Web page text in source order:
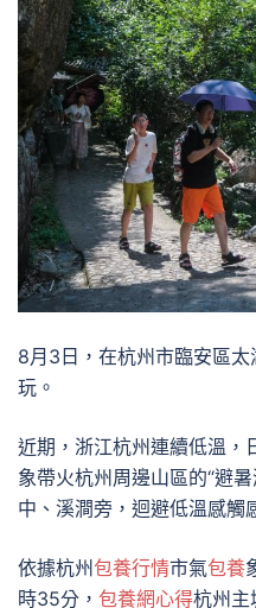
8月3日，在杭州市臨安區
玩。
近期，浙江杭州連續低溫
象帶火杭州周邊山區的“避
中、溪澗旁，迴避低溫感觸
依據杭州包養行情市氣包養
時35分， 包養網心得杭州